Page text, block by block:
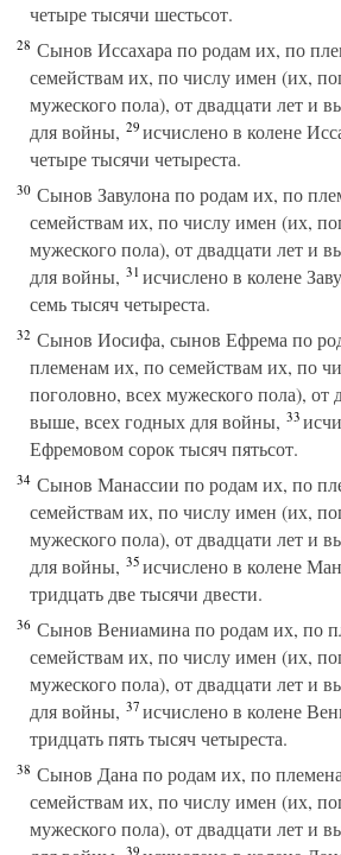
четыре тысячи шестьсот.
28 Сынов Иссахара по родам их, по
семействам их, по числу имен (их,
мужеского пола), от двадцати лет и
для войны, 29исчислено в колене
четыре тысячи четыреста.
30 Сынов Завулона по родам их, по
семействам их, по числу имен (их,
мужеского пола), от двадцати лет и
для войны, 31исчислено в колене
семь тысяч четыреста.
32 Сынов Иосифа, сынов Ефрема по
племенам их, по семействам их, по
поголовно, всех мужеского пола), от
выше, всех годных для войны, 33
Ефремовом сорок тысяч пятьсот.
34 Сынов Манассии по родам их, по
семействам их, по числу имен (их,
мужеского пола), от двадцати лет и
для войны, 35исчислено в колене
тридцать две тысячи двести.
36 Сынов Вениамина по родам их, по
семействам их, по числу имен (их,
мужеского пола), от двадцати лет и
для войны, 37исчислено в колене
тридцать пять тысяч четыреста.
38 Сынов Дана по родам их, по
семействам их, по числу имен (их,
мужеского пола), от двадцати лет и
39